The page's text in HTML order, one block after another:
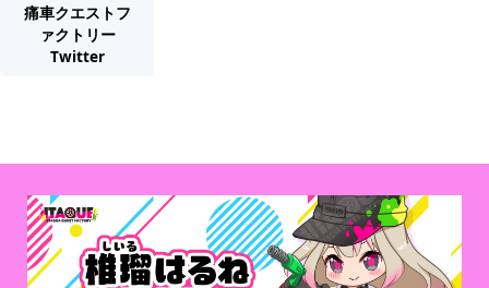
痛車クエストフ
ァクトリー
Twitter